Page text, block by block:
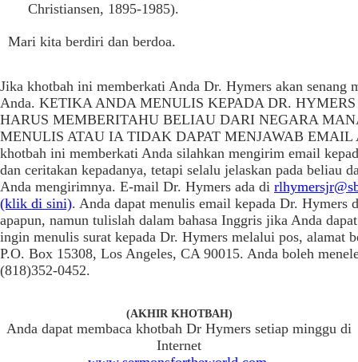
Christiansen, 1895-1985).
Mari kita berdiri dan berdoa.
Jika khotbah ini memberkati Anda Dr. Hymers akan senang
Anda. KETIKA ANDA MENULIS KEPADA DR.
HARUS MEMBERITAHU BELIAU DARI NEGARA
MENULIS ATAU IA TIDAK DAPAT MENJAWAB EMAIL
khotbah ini memberkati Anda silahkan mengirim email
dan ceritakan kepadanya, tetapi selalu jelaskan pada beliau
Anda mengirimnya. E-mail Dr. Hymers ada di
(klik di sini). Anda dapat menulis email kepada Dr. Hymers
apapun, namun tulislah dalam bahasa Inggris jika Anda
ingin menulis surat kepada Dr. Hymers melalui pos, alamat
P.O. Box 15308, Los Angeles, CA 90015. Anda boleh
(818)352-0452.
(AKHIR KHOTBAH)
Anda dapat membaca khotbah Dr Hymers setiap minggu di
Internet